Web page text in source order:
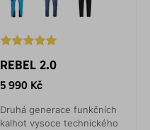
REBEL 2.0
5 990 Kč
Druhá generace funkčních
kalhot vysoce technického